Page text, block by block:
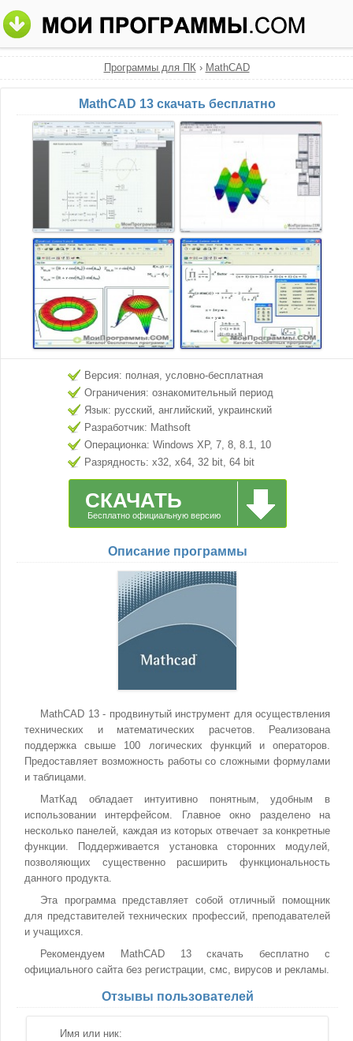
Программы для ПК› MathCAD
MathCAD 13 скачать бесплатно
Версия: полная, условно-бесплатная
Ограничения: ознакомительный период
Язык: русский, английский, украинский
Разработчик: Mathsoft
Операционка: Windows XP, 7, 8, 8.1, 10
Разрядность: x32, x64, 32 bit, 64 bit
СКАЧАТЬ
Бесплатно официальную версию
Описание программы
MathCAD 13 - продвинутый инструмент для осуществления
технических и математических расчетов. Реализована
поддержка свыше 100 логических функций и операторов.
Предоставляет возможность работы со сложными формулами
и таблицами.
МатКад обладает интуитивно понятным, удобным в
использовании интерфейсом. Главное окно разделено на
несколько панелей, каждая из которых отвечает за конкретные
функции. Поддерживается установка сторонних модулей,
позволяющих существенно расширить функциональность
данного продукта.
Эта программа представляет собой отличный помощник
для представителей технических профессий, преподавателей
и учащихся.
Рекомендуем MathCAD 13 скачать бесплатно с
официального сайта без регистрации, смс, вирусов и рекламы.
Отзывы пользователей
Имя или ник: